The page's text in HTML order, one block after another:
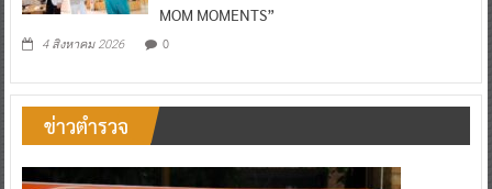
MOM MOMENTS”
4 สิงหาคม 2026 0
ข่าวตำรวจ